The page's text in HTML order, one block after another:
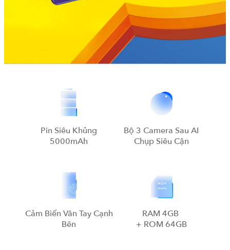
Pin Siêu Khủng
5000mAh
Bộ 3 Camera Sau AI
Chụp Siêu Cận
Cảm Biến Vân Tay Cạnh
Bên
RAM 4GB
+ ROM 64GB